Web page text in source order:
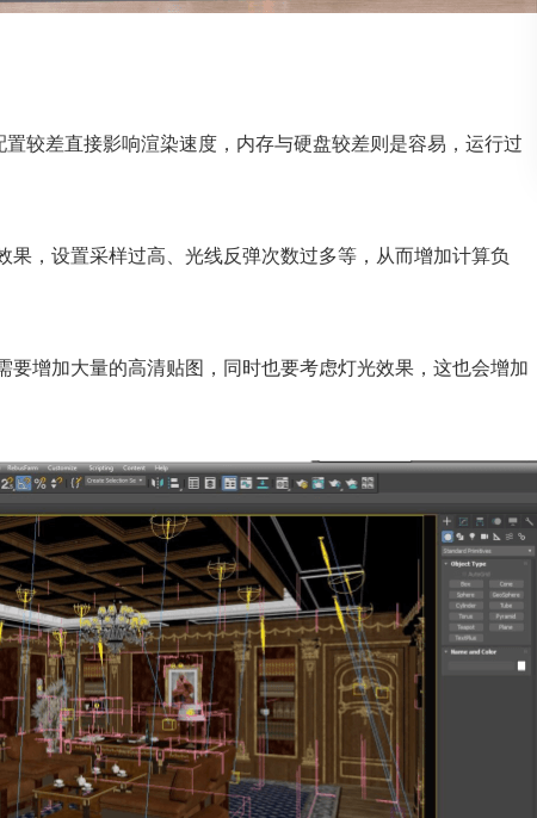
较差直接影响渲染速度，内存与硬盘较差则是容易，运行过
，设置采样过高、光线反弹次数过多等，从而增加计算负
增加大量的高清贴图，同时也要考虑灯光效果，这也会增加